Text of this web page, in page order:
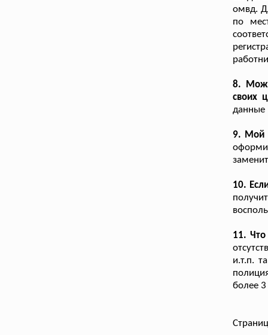
омвд.
по
8.
своих
9. Мой
10.
11. Что
и.т.п.
более